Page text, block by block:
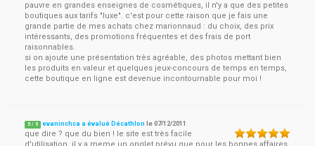
pauvre en grandes enseignes de cosmétiques, il n'y a que des petites
boutiques aux tarifs "luxe". c'est pour cette raison que je fais une
grande partie de mes achats chez marionnaud : du choix, des prix
intéressants, des promotions fréquentes et des frais de port
raisonnables.
si on ajoute une présentation très agréable, des photos mettant bien
les produits en valeur et quelques jeux-concours de temps en temps,
cette boutique en ligne est devenue incontournable pour moi !
5 / 5 evaninchca a évalué Décathlon le07/12/2011
que dire ? que du bien ! le site est très facile